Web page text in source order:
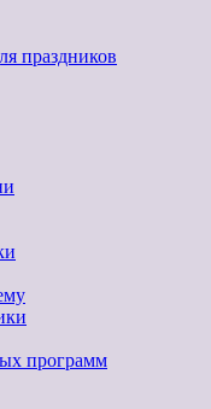
праздников
программ